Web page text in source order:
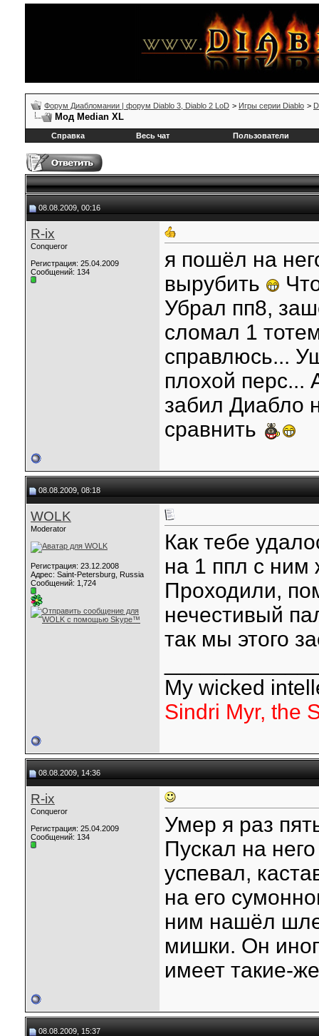
Форум Диабломании | форум Diablo 3, Diablo 2 LoD > Игры серии Diablo >
Мод Median XL
Справка Весь чат Пользователи
08.08.2009, 00:16
R-ix
Conqueror
Регистрация: 25.04.2009
Сообщений: 134
я пошёл на
вырубить
Убрал пп8,
сломал 1
справлюсь...
плохой перс...
забил Диабло
сравнить
08.08.2009, 08:18
WOLK
Moderator
Регистрация: 23.12.2008
Адрес: Saint-Petersburg, Russia
Сообщений: 1,724
Как тебе
на 1 ппл с
Проходили,
нечестивый
так мы этого
My wicked
Sindri Myr, the
08.08.2009, 14:36
R-ix
Conqueror
Регистрация: 25.04.2009
Сообщений: 134
Умер я раз
Пускал на
успевал,
на его
ним нашёл
мишки. Он
имеет такие-
08.08.2009, 15:37